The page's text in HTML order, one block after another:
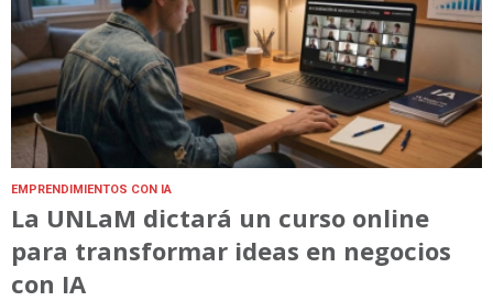
EMPRENDIMIENTOS CON IA
La UNLaM dictará un curso online
para transformar ideas en negocios
con IA